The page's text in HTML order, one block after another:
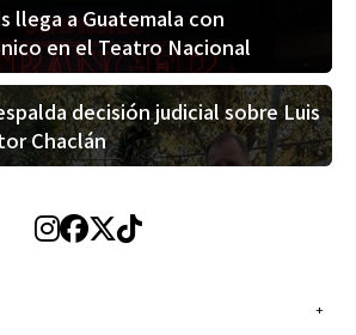
llega a Guatemala con
en el Teatro Nacional
decisión judicial sobre Luis
Chaclán
+